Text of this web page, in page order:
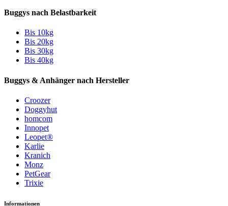
Buggys nach Belastbarkeit
Bis 10kg
Bis 20kg
Bis 30kg
Bis 40kg
Buggys & Anhänger nach Hersteller
Croozer
Doggyhut
homcom
Innopet
Leopet®
Karlie
Kranich
Monz
PetGear
Trixie
Informationen